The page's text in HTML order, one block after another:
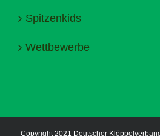
Spitzenkids
Wettbewerbe
Copyright 2021 Deutscher